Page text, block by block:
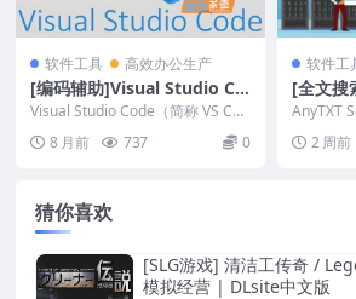
软件工具 高效办公生产
[编码辅助]Visual Studio Co
de_Github开源_微软 VS Co
de_开源代码编辑器
Visual Studio Code（简称 VS Cod
8 月前 737 0
软件工
[全文搜
r – 本
多平台
AnyTXT
2 周前
猜你喜欢
[SLG游戏] 清洁工传奇 /
模拟经营 | DLsite中文版